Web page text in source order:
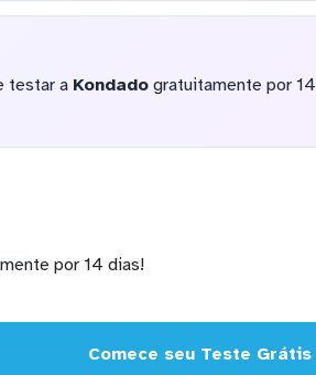
testar a Kondadogratuitamente por 14
por 14 dias!
Comece seu Teste Grátis